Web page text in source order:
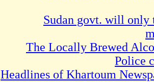
Sudan govt. will only
The Locally Brewed
Police
Headlines of Khartoum